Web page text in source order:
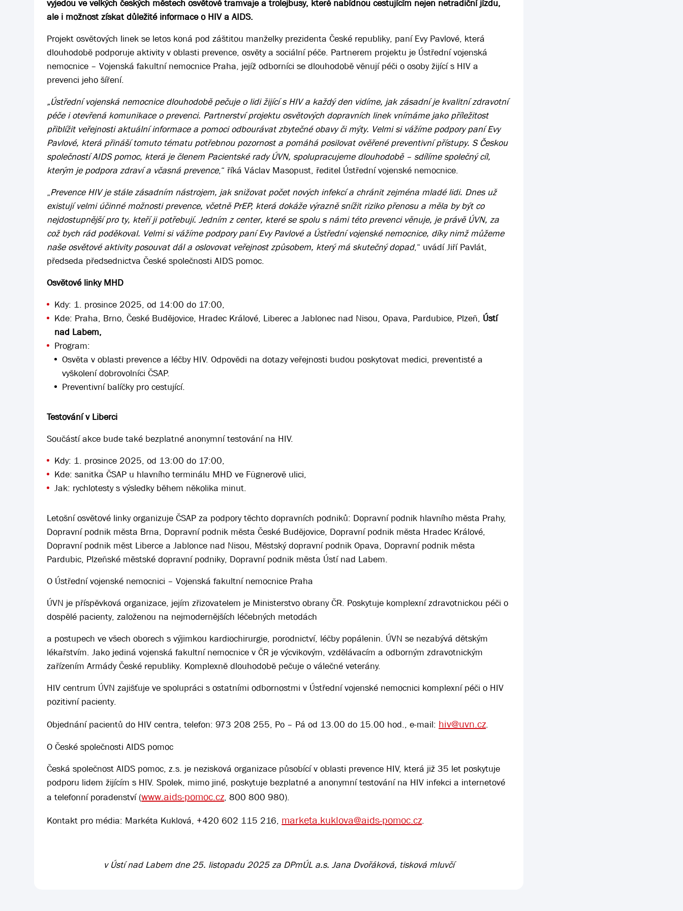
vyjedou ve velkých českých městech osvětové tramvaje a trolejbusy, které nabídnou cestujícím nejen netradiční jízdu,
ale i možnost získat důležité informace o HIV a AIDS.
Projekt osvětových linek se letos koná pod záštitou manželky prezidenta České republiky, paní Evy Pavlové, která
dlouhodobě podporuje aktivity v oblasti prevence, osvěty a sociální péče. Partnerem projektu je Ústřední vojenská
nemocnice – Vojenská fakultní nemocnice Praha, jejíž odborníci se dlouhodobě věnují péči o osoby žijící s HIV a
prevenci jeho šíření.
„Ústřední vojenská nemocnice dlouhodobě pečuje o lidi žijící s HIV a každý den vidíme, jak zásadní je kvalitní zdravotní
péče i otevřená komunikace o prevenci. Partnerství projektu osvětových dopravních linek vnímáme jako příležitost
přiblížit veřejnosti aktuální informace a pomoci odbourávat zbytečné obavy či mýty. Velmi si vážíme podpory paní Evy
Pavlové, která přináší tomuto tématu potřebnou pozornost a pomáhá posilovat ověřené preventivní přístupy. S Českou
společností AIDS pomoc, která je členem Pacientské rady ÚVN, spolupracujeme dlouhodobě – sdílíme společný cíl,
kterým je podpora zdraví a včasná prevence,“ říká Václav Masopust, ředitel Ústřední vojenské nemocnice.
„Prevence HIV je stále zásadním nástrojem, jak snižovat počet nových infekcí a chránit zejména mladé lidi. Dnes už
existují velmi účinné možnosti prevence, včetně PrEP, která dokáže výrazně snížit riziko přenosu a měla by být co
nejdostupnější pro ty, kteří ji potřebují. Jedním z center, které se spolu s námi této prevenci věnuje, je právě ÚVN, za
což bych rád poděkoval. Velmi si vážíme podpory paní Evy Pavlové a Ústřední vojenské nemocnice, díky nimž můžeme
naše osvětové aktivity posouvat dál a oslovovat veřejnost způsobem, který má skutečný dopad,“ uvádí Jiří Pavlát,
předseda předsednictva České společnosti AIDS pomoc.
Osvětové linky MHD
Kdy: 1. prosince 2025, od 14:00 do 17:00,
Kde: Praha, Brno, České Budějovice, Hradec Králové, Liberec a Jablonec nad Nisou, Opava, Pardubice, Plzeň, Ústí
nad Labem,
Program:
Osvěta v oblasti prevence a léčby HIV. Odpovědi na dotazy veřejnosti budou poskytovat medici, preventisté a
vyškolení dobrovolníci ČSAP.
Preventivní balíčky pro cestující.
Testování v Liberci
Součástí akce bude také bezplatné anonymní testování na HIV.
Kdy: 1. prosince 2025, od 13:00 do 17:00,
Kde: sanitka ČSAP u hlavního terminálu MHD ve Fügnerově ulici,
Jak: rychlotesty s výsledky během několika minut.
Letošní osvětové linky organizuje ČSAP za podpory těchto dopravních podniků: Dopravní podnik hlavního města Prahy,
Dopravní podnik města Brna, Dopravní podnik města České Budějovice, Dopravní podnik města Hradec Králové,
Dopravní podnik měst Liberce a Jablonce nad Nisou, Městský dopravní podnik Opava, Dopravní podnik města
Pardubic, Plzeňské městské dopravní podniky, Dopravní podnik města Ústí nad Labem.
O Ústřední vojenské nemocnici – Vojenská fakultní nemocnice Praha
ÚVN je příspěvková organizace, jejím zřizovatelem je Ministerstvo obrany ČR. Poskytuje komplexní zdravotnickou péči o
dospělé pacienty, založenou na nejmodernějších léčebných metodách
a postupech ve všech oborech s výjimkou kardiochirurgie, porodnictví, léčby popálenin. ÚVN se nezabývá dětským
lékařstvím. Jako jediná vojenská fakultní nemocnice v ČR je výcvikovým, vzdělávacím a odborným zdravotnickým
zařízením Armády České republiky. Komplexně dlouhodobě pečuje o válečné veterány.
HIV centrum ÚVN zajišťuje ve spolupráci s ostatními odbornostmi v Ústřední vojenské nemocnici komplexní péči o HIV
pozitivní pacienty.
Objednání pacientů do HIV centra, telefon: 973 208 255, Po – Pá od 13.00 do 15.00 hod., e-mail: hiv@uvn.cz.
O České společnosti AIDS pomoc
Česká společnost AIDS pomoc, z.s. je nezisková organizace působící v oblasti prevence HIV, která již 35 let poskytuje
podporu lidem žijícím s HIV. Spolek, mimo jiné, poskytuje bezplatné a anonymní testování na HIV infekci a internetové
a telefonní poradenství (www.aids-pomoc.cz, 800 800 980).
Kontakt pro média: Markéta Kuklová, +420 602 115 216, marketa.kuklova@aids-pomoc.cz.
v Ústí nad Labem dne 25. listopadu 2025 za DPmÚL a.s. Jana Dvořáková, tisková mluvčí